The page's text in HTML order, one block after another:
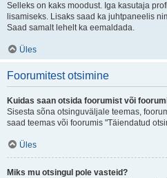
Selleks on kaks moodust. Iga kasutaja
lisamiseks. Lisaks saad ka juhtpaneelis
Saad samalt lehelt ka eemaldada.
Üles
Foorumitest otsimine
Kuidas saan otsida foorumist või
Sisesta sõna otsinguväljale teemas,
saad teemas või foorumis "Täiendatud
Üles
Miks mu otsingul pole vasteid?